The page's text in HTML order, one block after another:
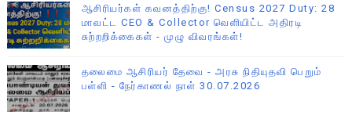
ஆசிரியர்கள் கவனத்திற்கு! Census 2027 Duty: 28
மாவட்ட CEO & Collector வெளியிட்ட அதிரடி
சுற்றறிக்கைகள் - முழு விவரங்கள்!
தலைமை ஆசிரியர் தேவை - அரசு நிதியுதவி பெறும்
பள்ளி - நேர்காணல் நாள் 30.07.2026